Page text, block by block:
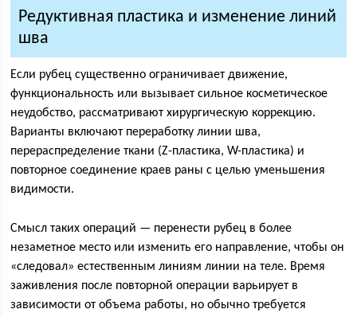
Редуктивная пластика и изменение линий
шва
Если рубец существенно ограничивает движение,
функциональность или вызывает сильное косметическое
неудобство, рассматривают хирургическую коррекцию.
Варианты включают переработку линии шва,
перераспределение ткани (Z-пластика, W-пластика) и
повторное соединение краев раны с целью уменьшения
видимости.
Смысл таких операций — перенести рубец в более
незаметное место или изменить его направление, чтобы он
«следовал» естественным линиям линии на теле. Время
заживления после повторной операции варьирует в
зависимости от объема работы, но обычно требуется